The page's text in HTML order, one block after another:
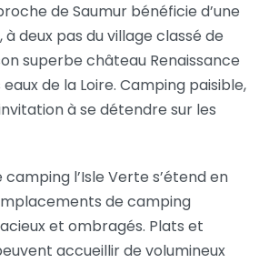
de Saumur bénéficie d’une
deux pas du village classé de
superbe château Renaissance
de la Loire. Camping paisible,
à se détendre sur les
l’Isle Verte s’étend en
de camping
et ombragés. Plats et
accueillir de volumineux